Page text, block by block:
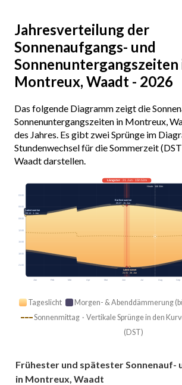
Jahresverteilung der
Sonnenaufgangs- und
Sonnenuntergangszeiten
Montreux, Waadt - 2026
Das folgende Diagramm zeigt die
Sonnenuntergangszeiten in Montreux,
des Jahres. Es gibt zwei Sprünge im
Stundenwechsel für die Sommerzeit
Waadt darstellen.
Jan Feb Mär Apr Mai Jun Jul Aug Sep
03:00
06:00
09:00
12:00
15:00
18:00
21:00
Längster· 21. Jun · 15h 52m
Heute · 14h 34m
Earliest sunrise
05:37 · 15. Jun
Latest sunrise
08:14 · 1. Jan
Latest sunset
21:31 · 26. Jun
Tageslicht Morgen- & Abenddämmerung
Sonnenmittag · Vertikale Sprünge in den
(DST)
Frühester und spätester Sonnenauf-
in Montreux, Waadt